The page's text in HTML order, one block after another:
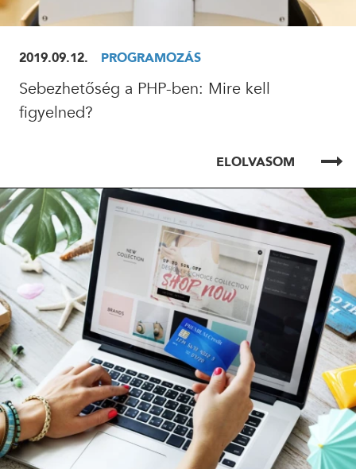
2019.09.12. PROGRAMOZÁS
Sebezhetőség a PHP-ben: Mire kell
figyelned?
ELOLVASOM
ELOLVASOM